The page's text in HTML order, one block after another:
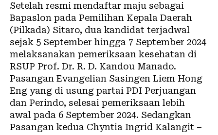
Setelah resmi mendaftar maju sebagai
Bapaslon pada Pemilihan Kepala Daerah
(Pilkada) Sitaro, dua kandidat terjadwal
sejak 5 September hingga 7 September 2024
melaksanakan pemeriksaan kesehatan di
RSUP Prof. Dr. R. D. Kandou Manado.
Pasangan Evangelian Sasingen Liem Hong
Eng yang di usung partai PDI Perjuangan
dan Perindo, selesai pemeriksaan lebih
awal pada 6 September 2024. Sedangkan
Pasangan kedua Chyntia Ingrid Kalangit –